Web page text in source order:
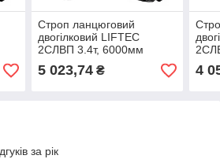
Строп ланцюговий
двогілковий LIFTEC
2СЛВП 3.4т, 6000мм
5 023,74₴ 4
за рік